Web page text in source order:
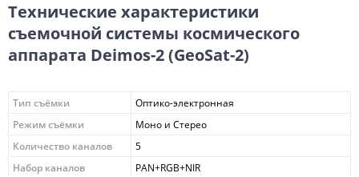
Технические характеристики
съемочной системы космического
аппарата Deimos-2 (GeoSat-2)
Тип съёмки
Оптико-электронная
Режим съёмки
Моно и Стерео
Количество каналов
5
Набор каналов
PAN+RGB+NIR